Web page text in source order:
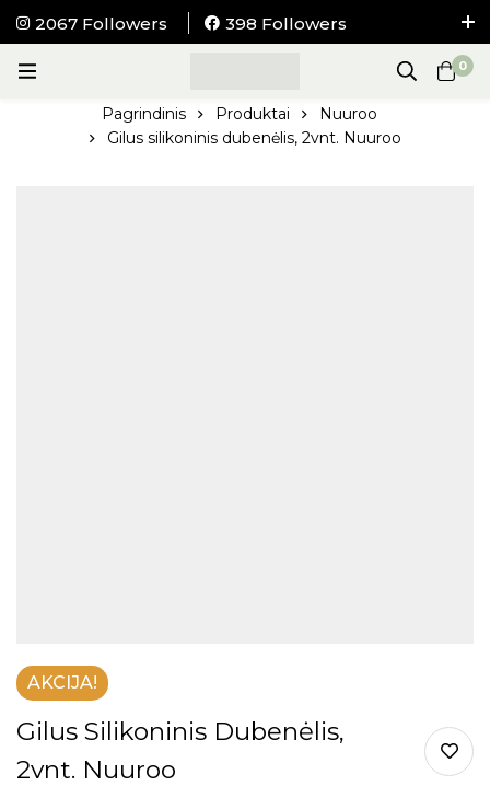
2067 Followers
398 Followers
paštomatus nuo 100Eur.
0
Pagrindinis Produktai
Nuuroo
Gilus silikoninis dubenėlis, 2vnt. Nuuroo
AKCIJA!
Gilus Silikoninis Dubenėlis,
2vnt. Nuuroo